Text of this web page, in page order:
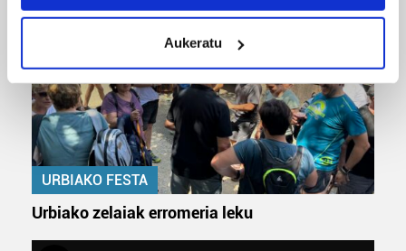
Identify your device by actively scanning it for
specific characteristics (fingerprinting)
Find out more about how your personal data is processed
and set your preferences in the
details section.
Guk eta gure bazkideek zure datu pertsonalak
prozesatzen ditugu, zure IP zenbakia, besteak beste,
pertsonalizatuak eskaintzeko, iragarkiak eta edukia
neurtzeko, jendeari buruzko informazioa biltzeko eta
Aukeratu
URBIAKO FESTA
Urbiako zelaiak erromeria leku